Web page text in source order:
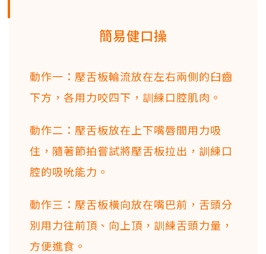
簡易健口操
動作一：壓舌板輪流放在左右兩側的臼齒
下方，各用力咬四下，訓練口腔肌肉。
動作二：壓舌板放在上下嘴唇間用力吸
住，隨著節拍嘗試將壓舌板拉出，訓練口
腔的吸吮能力。
動作三：壓舌板橫向放在嘴巴前，舌頭分
別用力往前頂、向上頂，訓練舌頭力量，
方便進食。